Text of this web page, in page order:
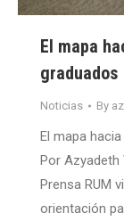
El mapa
graduados
Noticias By
El mapa
Por Azyadeth
Prensa RUM
orientación